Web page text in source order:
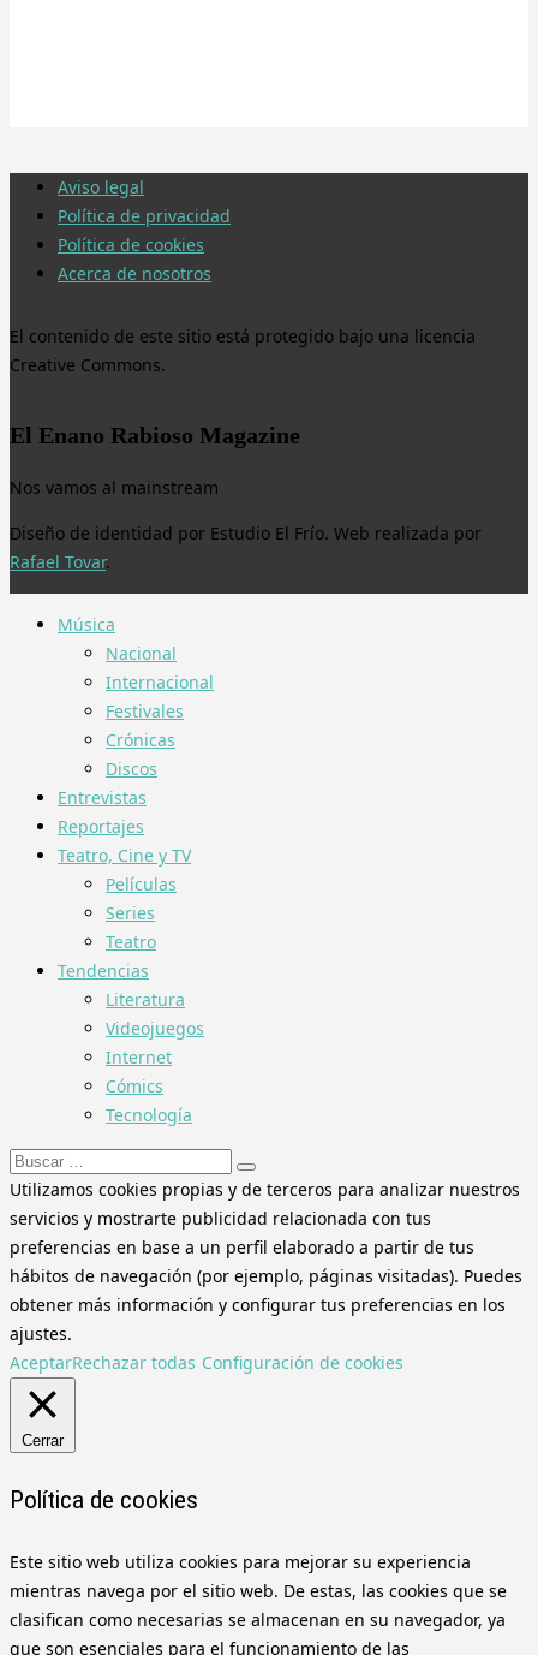
Aviso legal
Política de privacidad
Política de cookies
Acerca de nosotros
El contenido de este sitio está protegido bajo una licencia
Creative Commons.
El Enano Rabioso Magazine
Nos vamos al mainstream
Diseño de identidad por Estudio El Frío. Web realizada por
Rafael Tovar.
Música
Nacional
Internacional
Festivales
Crónicas
Discos
Entrevistas
Reportajes
Teatro, Cine y TV
Películas
Series
Teatro
Tendencias
Literatura
Videojuegos
Internet
Cómics
Tecnología
Buscar:
Utilizamos cookies propias y de terceros para analizar nuestros
servicios y mostrarte publicidad relacionada con tus
preferencias en base a un perfil elaborado a partir de tus
hábitos de navegación (por ejemplo, páginas visitadas). Puedes
obtener más información y configurar tus preferencias en los
ajustes.
AceptarRechazar todas Configuración de cookies
Cerrar
Política de cookies
Este sitio web utiliza cookies para mejorar su experiencia
mientras navega por el sitio web. De estas, las cookies que se
clasifican como necesarias se almacenan en su navegador, ya
que son esenciales para el funcionamiento de las